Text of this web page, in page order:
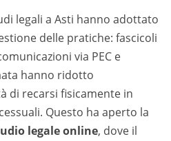
legali a Asti hanno adottato
delle pratiche: fascicoli
via PEC e
hanno ridotto
di recarsi fisicamente in
Questo ha aperto la
legale online, dove il